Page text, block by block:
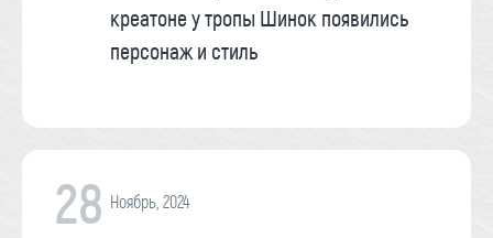
креатоне у тропы Шинок появились
персонаж и стиль
28 Ноябрь, 2024